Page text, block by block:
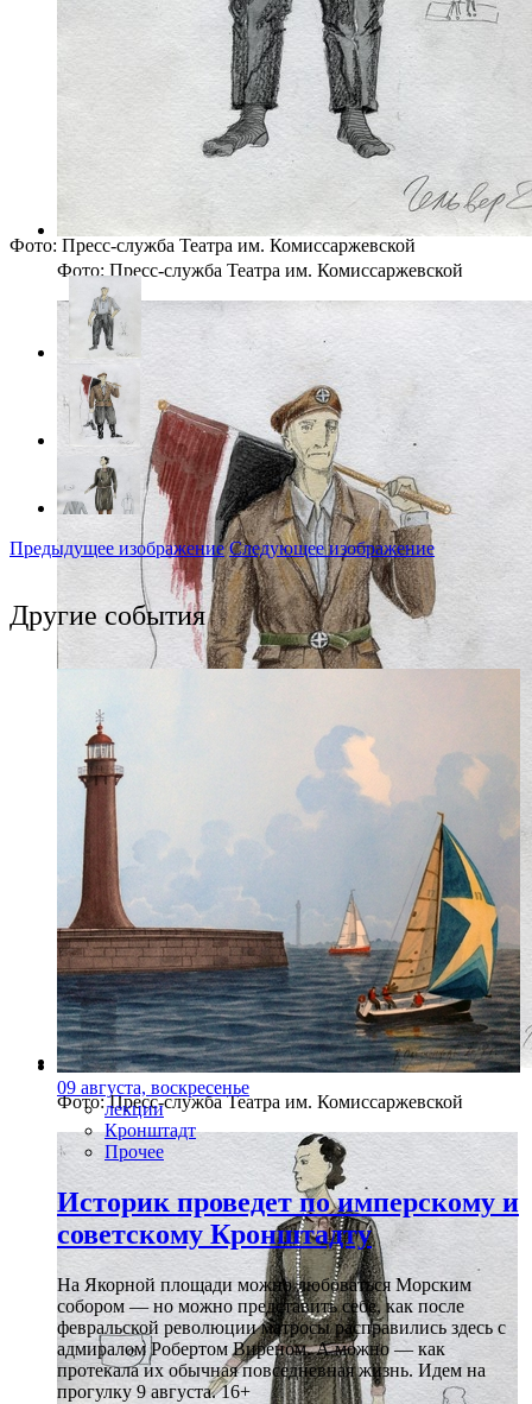
Фото: Пресс-служба Театра им. Комиссаржевской
Фото: Пресс-служба Театра им. Комиссаржевской
Фото: Пресс-служба Театра им. Комиссаржевской
Предыдущее изображение Следующее изображение
Другие события
09 августа, воскресенье
лекции
Кронштадт
Прочее
Историк проведет по имперскому и
советскому Кронштадту
На Якорной площади можно любоваться Морским
собором — но можно представить себе, как после
февральской революции матросы расправились здесь с
адмиралом Робертом Виреном. А можно — как
протекала их обычная повседневная жизнь. Идем на
прогулку 9 августа. 16+